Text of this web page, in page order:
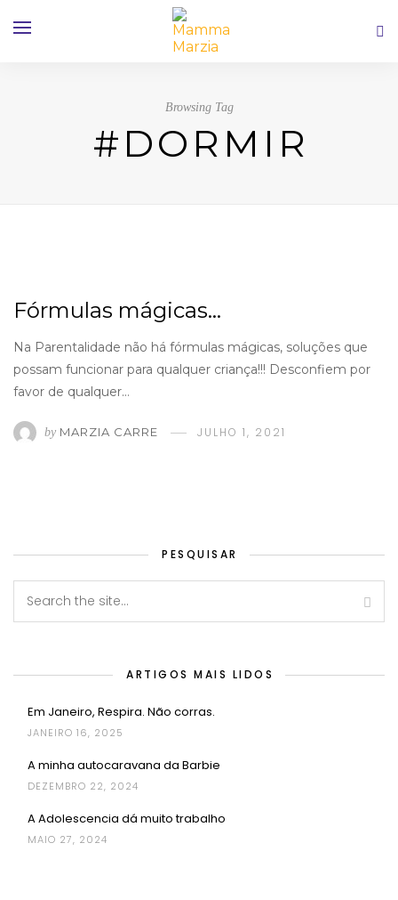
Browsing Tag
#DORMIR
Fórmulas mágicas…
Na Parentalidade não há fórmulas mágicas, soluções que
possam funcionar para qualquer criança!!! Desconfiem por
favor de qualquer…
by MARZIA CARRE JULHO 1, 2021
PESQUISAR
ARTIGOS MAIS LIDOS
Em Janeiro, Respira. Não corras.
JANEIRO 16, 2025
A minha autocaravana da Barbie
DEZEMBRO 22, 2024
A Adolescencia dá muito trabalho
MAIO 27, 2024